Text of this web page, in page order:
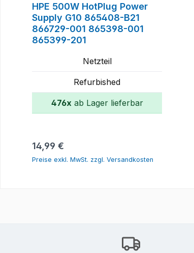
HPE 500W HotPlug Power
Supply G10 865408-B21
866729-001 865398-001
865399-201
Netzteil
Refurbished
476x ab Lager lieferbar
Regulärer Preis:
14,99 €
Preise exkl. MwSt. zzgl. Versandkosten